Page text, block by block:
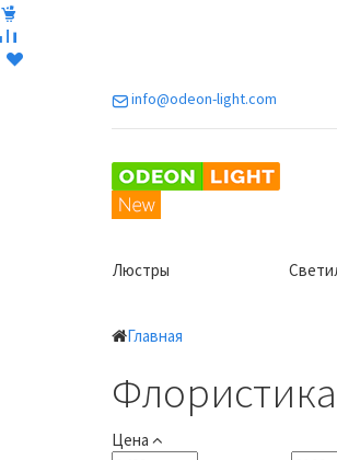
info@odeon-light.com
Люстры
Главная
Флористика
Цена